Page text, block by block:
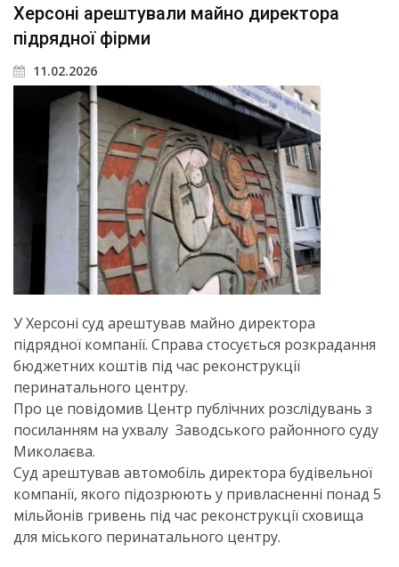
Херсоні арештували майно директора
підрядної фірми
11.02.2026
У Херсоні суд арештував майно директора
підрядної компанії. Справа стосується розкрадання
бюджетних коштів під час реконструкції
перинатального центру.
Про це повідомив Центр публічних розслідувань з
посиланням на ухвалу Заводського районного суду
Миколаєва.
Суд арештував автомобіль директора будівельної
компанії, якого підозрюють у привласненні понад 5
мільйонів гривень під час реконструкції сховища
для міського перинатального центру.